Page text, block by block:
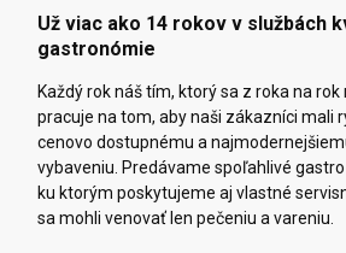
Už viac ako 14 rokov v službách
gastronómie
Každý rok náš tím, ktorý sa z roka na
pracuje na tom, aby naši zákazníci mali
cenovo dostupnému a
vybaveniu. Predávame spoľahlivé
ku ktorým poskytujeme aj vlastné
sa mohli venovať len pečeniu a vareniu.